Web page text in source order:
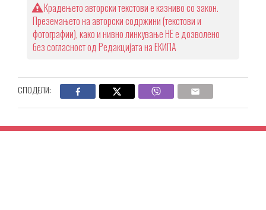
Крадењето авторски текстови е казниво со закон.
Преземањето на авторски содржини (текстови и
фотографии), како и нивно линкување НЕ е дозволено
без согласност од Редакцијата на ЕКИПА
СПОДЕЛИ: